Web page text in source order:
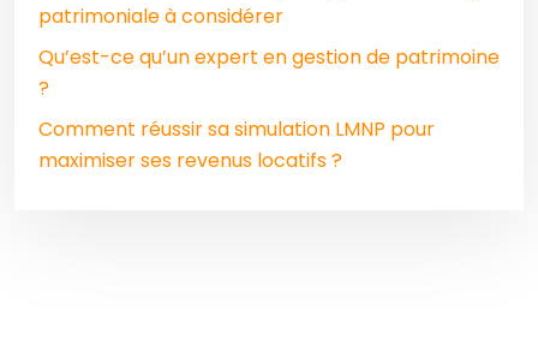
patrimoniale à considérer
Qu’est-ce qu’un expert en gestion de patrimoine
?
Comment réussir sa simulation LMNP pour
maximiser ses revenus locatifs ?